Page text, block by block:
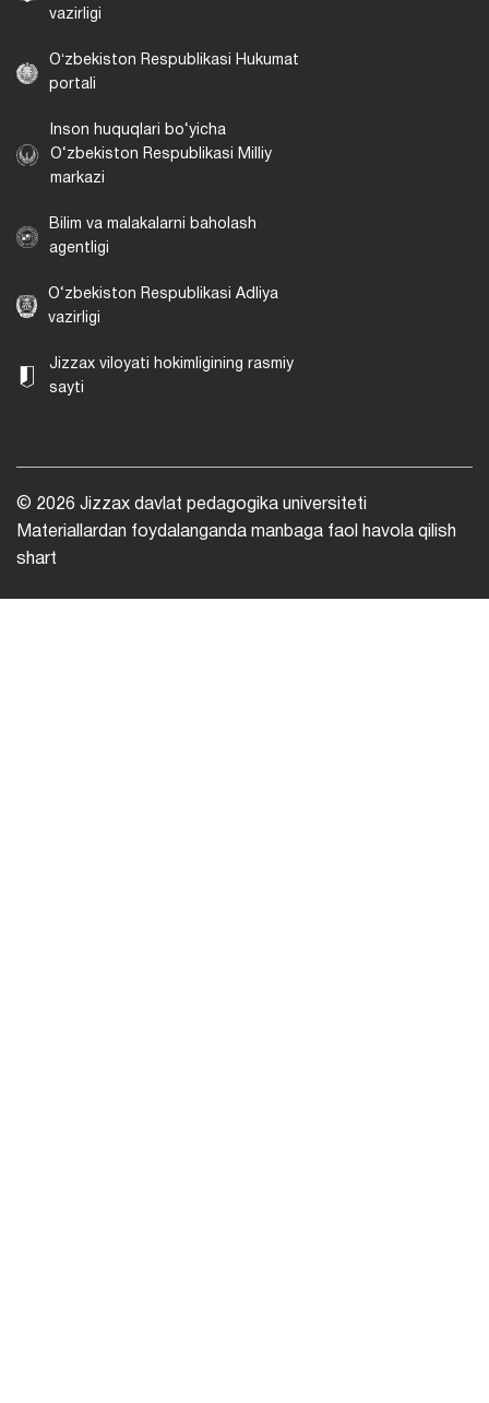
vazirligi
Oʻzbekiston Respublikasi Hukumat
portali
Inson huquqlari bo‘yicha
O‘zbekiston Respublikasi Milliy
markazi
Bilim va malakalarni baholash
agentligi
O‘zbekiston Respublikasi Adliya
vazirligi
Jizzax viloyati hokimligining rasmiy
sayti
© 2026 Jizzax davlat pedagogika universiteti
Materiallardan foydalanganda manbaga faol havola qilish
shart